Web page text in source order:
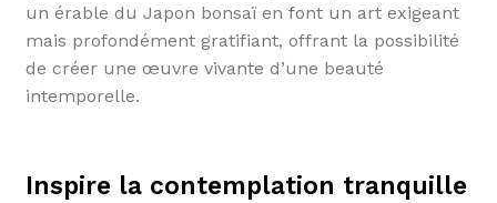
un érable du Japon bonsaï en font un art exigeant
mais profondément gratifiant, offrant la possibilité
de créer une œuvre vivante d’une beauté
intemporelle.
Inspire la contemplation tranquille